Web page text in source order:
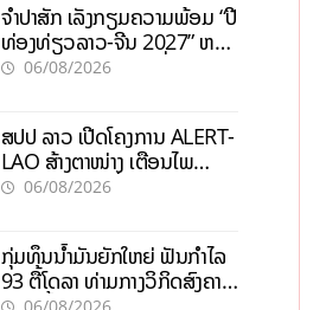
ຈຳປາສັກ ເລັ່ງກຽມຄວາມພ້ອມ “ປີ
ທ່ອງທ່ຽວລາວ-ຈີນ 2027” ຫວັງ
ກະຕຸ້ນເສດຖະກິດທ້ອງຖິ່ນ
06/08/2026
ສປປ ລາວ ເປີດໂຄງການ ALERT-
LAO ສ້າງຕາໜ່າງ ເຕືອນໄພ
ພະຍາດລະບາດທົ່ວປະເທດ
06/08/2026
ກຸ່ມທຶນນ້ຳມັນຍັກໃຫຍ່ ຟັນກຳໄລ
93 ຕື້ໂດລາ ທ່າມກາງວິກິດສົງຄາມ